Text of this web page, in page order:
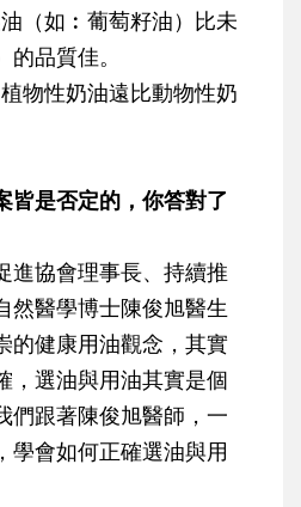
（如︰葡萄籽油）比未
品質佳。
物性奶油遠比動物性奶
皆是否定的，你答對了
進協會理事長、持續推
然醫學博士陳俊旭醫生
的健康用油觀念，其實
，選油與用油其實是個
們跟著陳俊旭醫師，一
學會如何正確選油與用